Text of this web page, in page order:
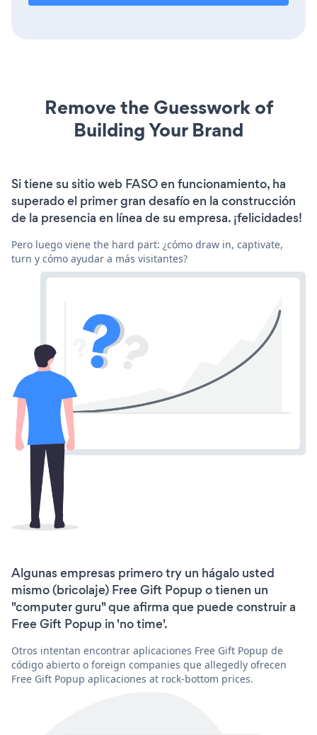
Remove the Guesswork of
Building Your Brand
Si tiene su sitio web FASO en funcionamiento, ha
superado el primer gran desafío en la construcción
de la presencia en línea de su empresa. ¡felicidades!
Pero luego viene the hard part: ¿cómo draw in, captivate,
turn y cómo ayudar a más visitantes?
Algunas empresas primero try un hágalo usted
mismo (bricolaje) Free Gift Popup o tienen un
"computer guru" que afirma que puede construir a
Free Gift Popup in 'no time'.
Otros intentan encontrar aplicaciones Free Gift Popup de
código abierto o foreign companies que allegedly ofrecen
Free Gift Popup aplicaciones at rock-bottom prices.